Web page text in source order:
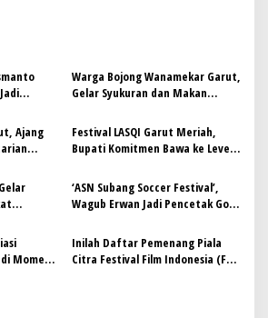
Warga Bojong Wanamekar Garut,
Gelar Syukuran dan Makan
Perbaiki
Ajang
‎Festival LASQI Garut Meriah,
Bupati Komitmen Bawa ke Level
‘ASN Subang Soccer Festival’,
Wagub Erwan Jadi Pencetak Gol
Kalahkan Subang Ngabret
Momen
Inilah Daftar Pemenang Piala
Citra Festival Film Indonesia (FFI)